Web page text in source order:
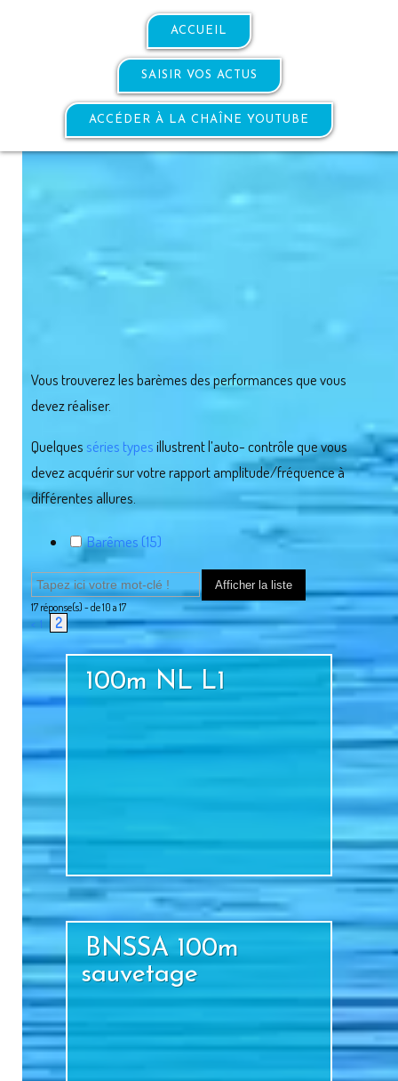
ACCUEIL
SAISIR VOS ACTUS
ACCÉDER À LA CHAÎNE YOUTUBE
Vous trouverez les barèmes des performances que vous
devez réaliser.
Quelques séries typesillustrent l’auto- contrôle que vous
devez acquérir sur votre rapport amplitude/fréquence à
différentes allures.
Barêmes (15)
17réponse(s) - de 10 a 17
< 1 2
100m NL L1
+
BNSSA 100m
sauvetage